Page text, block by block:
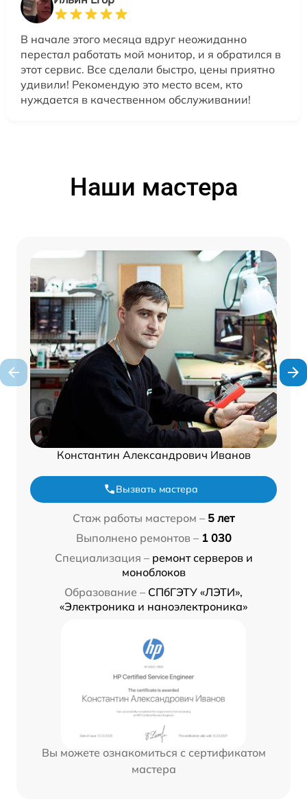
В начале этого месяца вдруг неожиданно
перестал работать мой монитор, и я обратился в
этот сервис. Все сделали быстро, цены приятно
удивили! Рекомендую это место всем, кто
нуждается в качественном обслуживании!
Наши мастера
Константин Александрович Иванов
Вызвать мастера
Стаж работы мастером – 5 лет
Выполнено ремонтов – 1 030
Специализация – ремонт серверов и
моноблоков
Образование – СПбГЭТУ «ЛЭТИ»,
«Электроника и наноэлектроника»
Вы можете ознакомиться с сертификатом
мастера